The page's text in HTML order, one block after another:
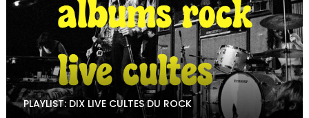
PLAYLIST: DIX LIVE CULTES DU ROCK